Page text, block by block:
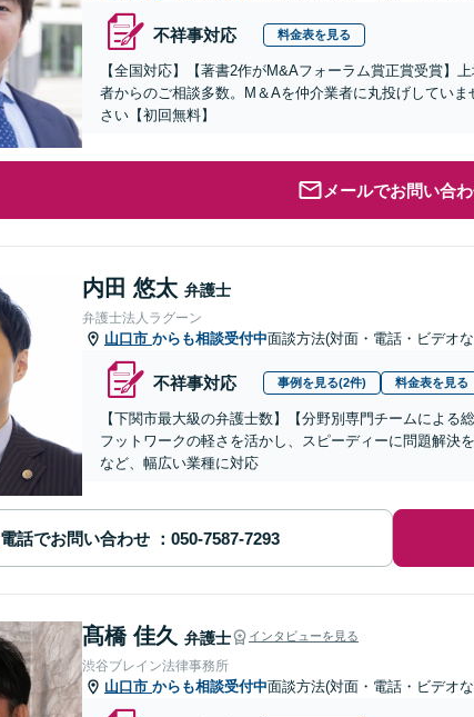
不祥事対応 料金表を見る
【全国対応】【著書2作がM&Aフォーラム賞正賞受賞】
者からのご相談多数。M＆Aを仲介業者に丸投げしてい
さい【初回無料】
メールでお問い合
内田 悠太 弁護士
弁護士法人ラグーン
山口市 からも相談受付中面談方法(対面・電話・ビデオ
不祥事対応 事例を見る(2件) 料金表を見る
【下関市最大級の弁護士数】【分野別専門チームによる
フットワークの軽さを活かし、スピーディーに問題解決
など、幅広い業種に対応
電話でお問い合わせ
髙橋 佳久 弁護士 インタビューを見る
渋谷ブレイン法律事務所
山口市 からも相談受付中面談方法(対面・電話・ビデオ